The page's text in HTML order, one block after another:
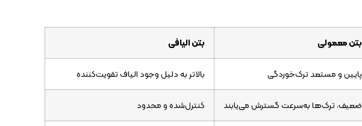
بتن معمولی بتن الیافی
پایین و مستعد ترک‌خوردگی بالاتر به دلیل وجود الیاف تقویت‌کننده
ضعیف، ترک‌ها به‌سرعت گسترش می‌یابند کنترل‌شده و محدود